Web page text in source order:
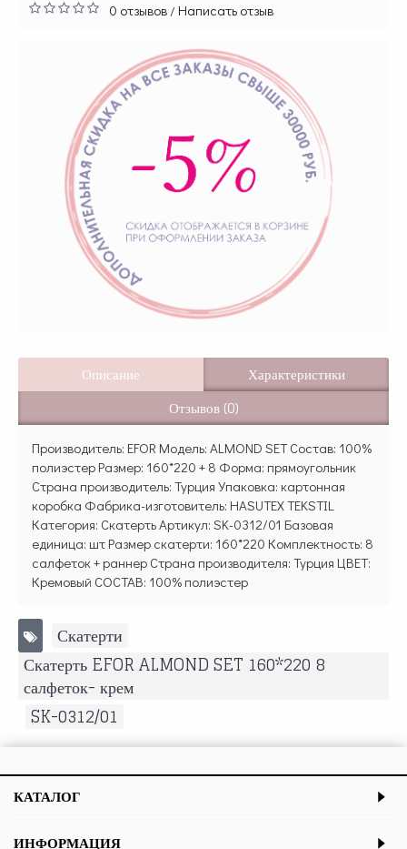
0 отзывов/ Написать отзыв
Описание
Характеристики
Отзывов (0)
Производитель: EFOR Модель: ALMOND SET Состав: 100%
полиэстер Размер: 160*220 + 8 Форма: прямоугольник
Страна производитель: Турция Упаковка: картонная
коробка Фабрика-изготовитель: HASUTEX TEKSTIL
Категория: Скатерть Артикул: SK-0312/01 Базовая
единица: шт Размер скатерти: 160*220 Комплектность: 8
салфеток + раннер Страна производителя: Турция ЦВЕТ:
Кремовый СОСТАВ: 100% полиэстер
Скатерти
Скатерть EFOR ALMOND SET 160*220 8
салфеток- крем
SK-0312/01
КАТАЛОГ
ИНФОРМАЦИЯ